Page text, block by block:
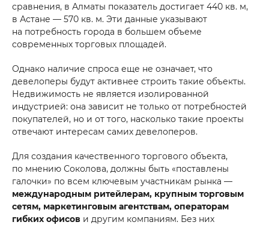
сравнения, в Алматы показатель достигает 440 кв. м,
в Астане — 570 кв. м. Эти данные указывают
на потребность города в большем объеме
современных торговых площадей.
Однако наличие спроса еще не означает, что
девелоперы будут активнее строить такие объекты.
Недвижимость не является изолированной
индустрией: она зависит не только от потребностей
покупателей, но и от того, насколько такие проекты
отвечают интересам самих девелоперов.
Для создания качественного торгового объекта,
по мнению Соколова, должны быть «поставлены
галочки» по всем ключевым участникам рынка —
международным ритейлерам, крупным торговым
сетям, маркетинговым агентствам, операторам
гибких офисов и другим компаниям. Без них